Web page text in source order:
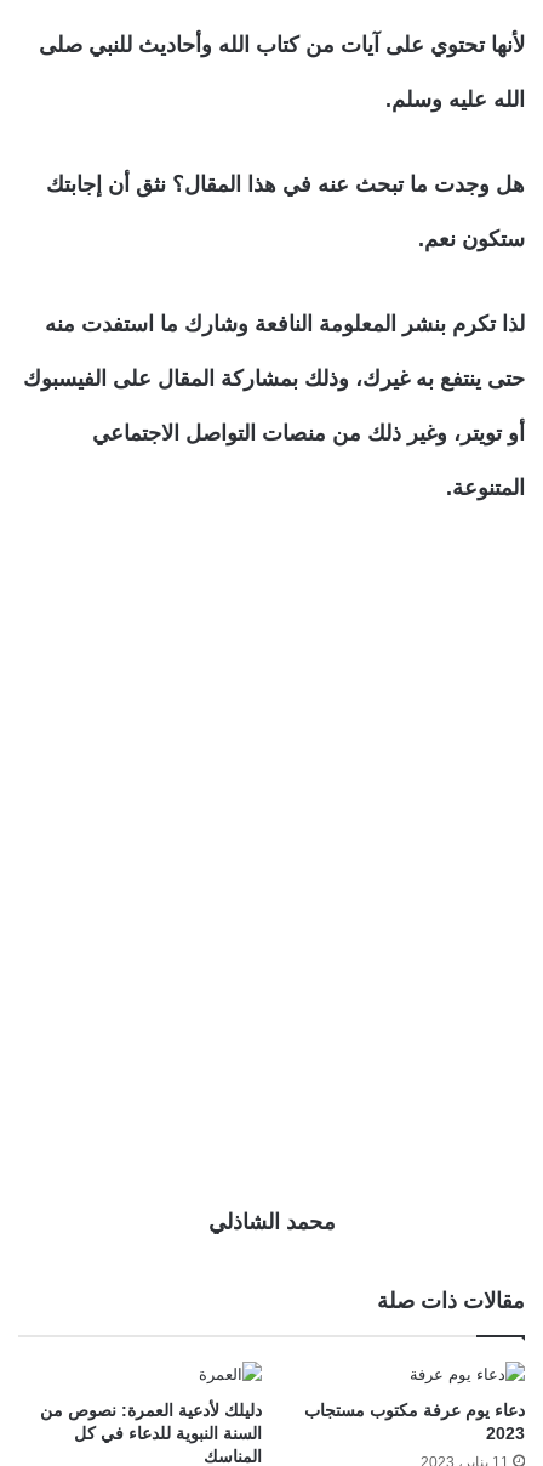
لأنها تحتوي على آيات من كتاب الله وأحاديث للنبي صلى
الله عليه وسلم.
هل وجدت ما تبحث عنه في هذا المقال؟ نثق أن إجابتك
ستكون نعم.
لذا تكرم بنشر المعلومة النافعة وشارك ما استفدت منه
حتى ينتفع به غيرك، وذلك بمشاركة المقال على الفيسبوك
أو تويتر، وغير ذلك من منصات التواصل الاجتماعي
المتنوعة.
محمد الشاذلي
مقالات ذات صلة
دعاء يوم عرفة مكتوب مستجاب
2023
11 يناير، 2023
دليلك لأدعية العمرة: نصوص من
السنة النبوية للدعاء في كل
المناسك